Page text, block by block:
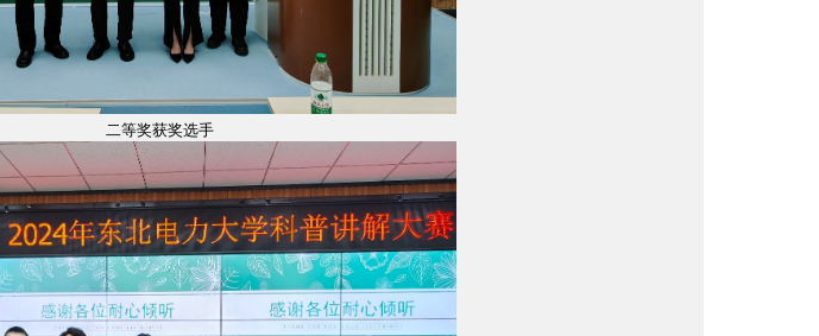
二等奖获奖选手